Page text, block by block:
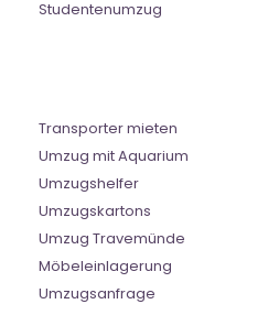
Studentenumzug
Transporter mieten
Umzug mit Aquarium
Umzugshelfer
Umzugskartons
Umzug Travemünde
Möbeleinlagerung
Umzugsanfrage